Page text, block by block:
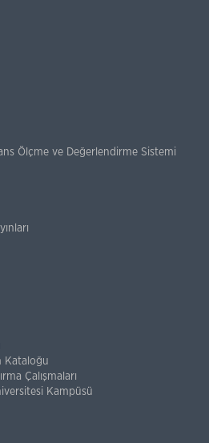
Ölçme ve Değerlendirme Sistemi
Kataloğu
Çalışmaları
Kampüsü